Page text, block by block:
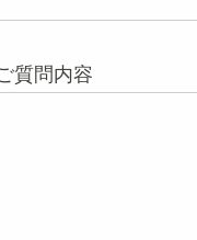
質問内容